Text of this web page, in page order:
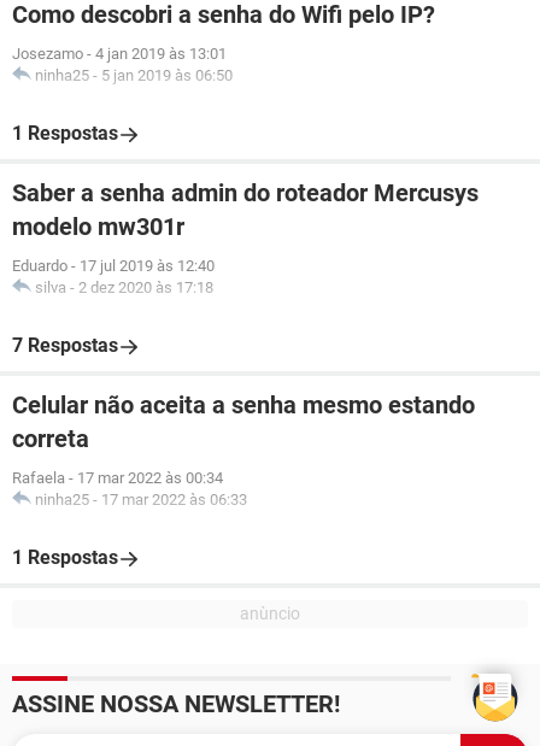
Como descobri a senha do Wifi pelo IP?
Josezamo - 4 jan 2019 às 13:01
ninha25 - 5 jan 2019 às 06:50
1 Respostas
Saber a senha admin do roteador Mercusys
modelo mw301r
Eduardo - 17 jul 2019 às 12:40
silva - 2 dez 2020 às 17:18
7 Respostas
Celular não aceita a senha mesmo estando
correta
Rafaela - 17 mar 2022 às 00:34
ninha25 - 17 mar 2022 às 06:33
1 Respostas
ASSINE NOSSA NEWSLETTER!